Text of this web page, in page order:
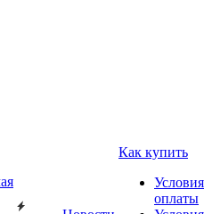
Как купить
Условия
оплаты